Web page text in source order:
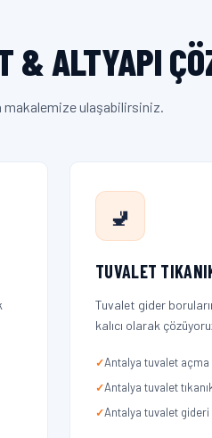
& ALTYAPI
makalemize ulaşabilirsiniz.
🚽
TUVALET
Tuvalet gider
kalıcı olarak
Antalya tuvalet açma
Antalya tuvalet
Antalya tuvalet gideri